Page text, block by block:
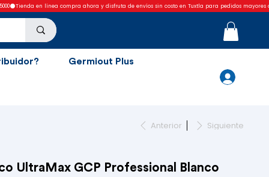
Germiout Plus
Anterior Siguiente
UltraMax GCP Professional Blanco